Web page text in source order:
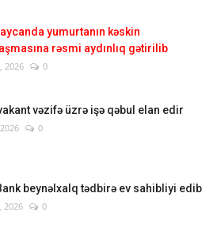
yumurtanın kəskin
rəsmi aydınlıq gətirilib
2026 0
vəzifə üzrə işə qəbul elan edir
0
beynəlxalq tədbirə ev sahibliyi edib
2026 0